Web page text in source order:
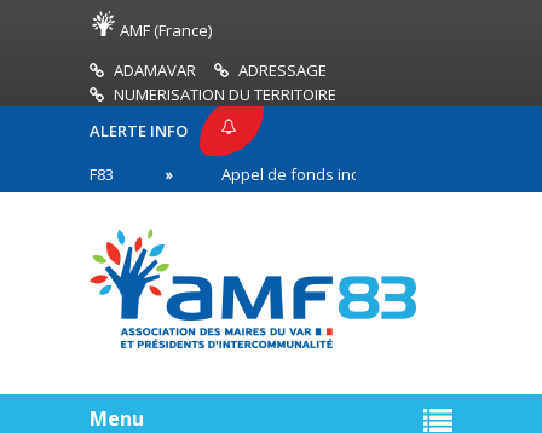
AMF (France)
ADAMAVAR
ADRESSAGE
NUMERISATION DU TERRITOIRE
ALERTE INFO
Appel de fonds incendies de forêt
première ligne
Menu